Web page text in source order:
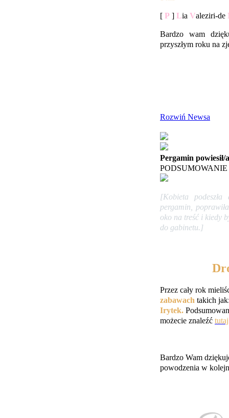
[ P ] Lia Valeziri-de
Bardzo wam
przyszłym roku na
Rozwiń Newsa
Pergamin powiesił/
[Kobieta
pergamin,
oko na treść i kiedy
do gabinetu.]
Przez cały rok
zabawach takich
Irytek.
możecie znaleźć tutaj
Bardzo Wam
powodzenia w